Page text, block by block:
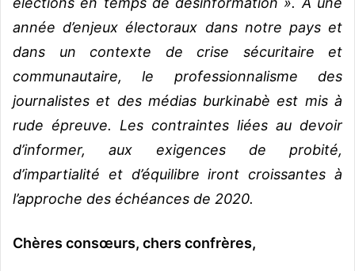
année d’enjeux électoraux dans notre pays et
dans un contexte de crise sécuritaire et
communautaire, le professionnalisme des
journalistes et des médias burkinabè est mis à
rude épreuve. Les contraintes liées au devoir
d’informer, aux exigences de probité,
d’impartialité et d’équilibre iront croissantes à
l’approche des échéances de 2020.
Chères consœurs, chers confrères,